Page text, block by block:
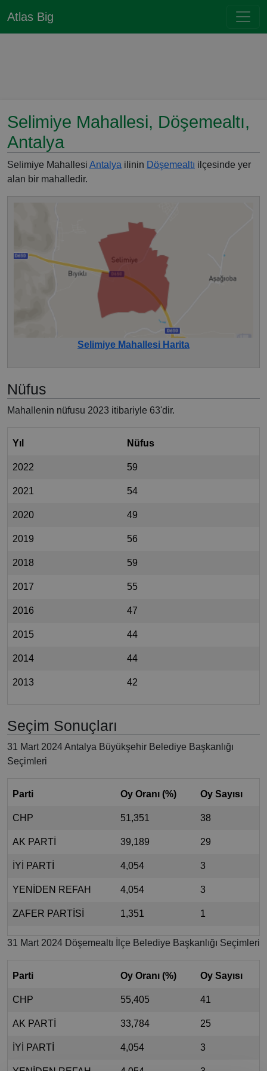
Atlas Big
Selimiye Mahallesi, Döşemealtı,
Antalya
Selimiye Mahallesi Antalya ilinin Döşemealtı ilçesinde yer
alan bir mahalledir.
Selimiye Mahallesi Harita
Nüfus
Mahallenin nüfusu 2023 itibariyle 63'dir.
Yıl Nüfus
2022 59
2021 54
2020 49
2019 56
2018 59
2017 55
2016 47
2015 44
2014 44
2013 42
Seçim Sonuçları
31 Mart 2024 Antalya Büyükşehir Belediye Başkanlığı
Seçimleri
Parti Oy Oranı (%) Oy Sayısı
CHP 51,351 38
AK PARTİ 39,189 29
İYİ PARTİ 4,054 3
YENİDEN REFAH 4,054 3
ZAFER PARTİSİ 1,351 1
31 Mart 2024 Döşemealtı İlçe Belediye Başkanlığı Seçimleri
Parti Oy Oranı (%) Oy Sayısı
CHP 55,405 41
AK PARTİ 33,784 25
İYİ PARTİ 4,054 3